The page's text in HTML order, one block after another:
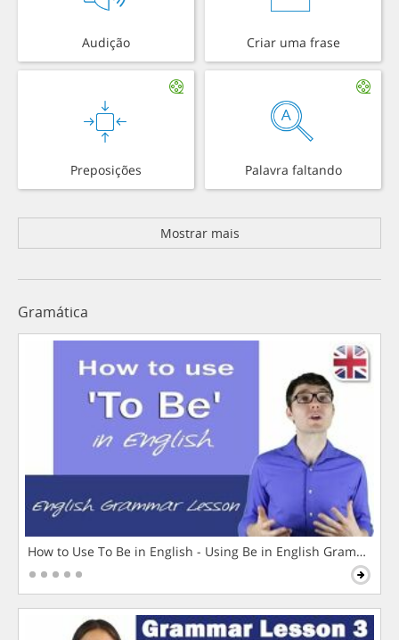
Audição Criar uma frase
Preposições Palavra faltando
Mostrar mais
Gramática
How to Use To Be in English - Using Be in English Grammar